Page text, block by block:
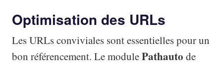
Optimisation des URLs
Les URLs conviviales sont essentielles pour un
bon référencement. Le modulePathauto de